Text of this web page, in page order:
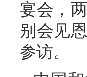
宴会，
别会见
参访。